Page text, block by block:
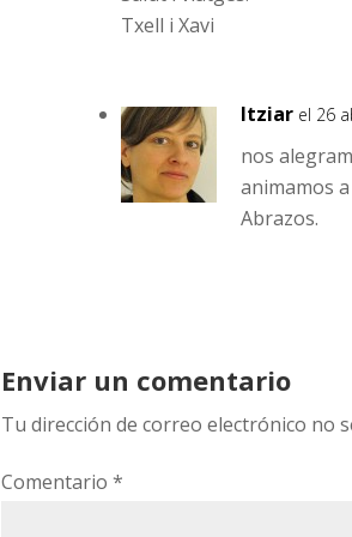
Txell i Xavi
Itziar el 26
nos
animamos
Abrazos.
Enviar un comentario
Tu dirección de correo electrónico no
Comentario*